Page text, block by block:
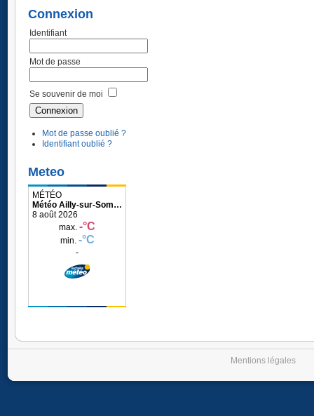
Connexion
Identifiant
Mot de passe
Se souvenir de moi
Mot de passe oublié ?
Identifiant oublié ?
Meteo
Météo Ailly-sur-Somme
Mentions légales